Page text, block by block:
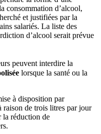
consommation d’alcool,
et justifiées par la
salariés. La liste des
d’alcool serait prévue
peuvent interdire la
lorsque la santé ou la
à disposition par
raison de trois litres par jour
la réduction de